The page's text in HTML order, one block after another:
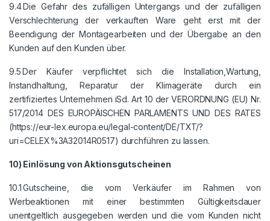
9.4 Die Gefahr des zufälligen Untergangs und der zufälligen
Verschlechterung der verkauften Ware geht erst mit der
Beendigung der Montagearbeiten und der Übergabe an den
Kunden auf den Kunden über.
9.5 Der Käufer verpflichtet sich die Installation,Wartung,
Instandhaltung, Reparatur der Klimageräte durch ein
zertifiziertes Unternehmen iSd. Art 10 der VERORDNUNG (EU) Nr.
517/2014 DES EUROPÄISCHEN PARLAMENTS UND DES RATES
(https://eur-lex.europa.eu/legal-content/DE/TXT/?
uri=CELEX%3A32014R0517) durchführen zu lassen.
10) Einlösung von Aktionsgutscheinen
10.1 Gutscheine, die vom Verkäufer im Rahmen von
Werbeaktionen mit einer bestimmten Gültigkeitsdauer
unentgeltlich ausgegeben werden und die vom Kunden nicht